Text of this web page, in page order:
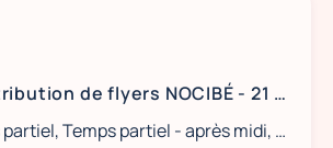
ARRAS - Distribution de flyers NOCIBÉ - 21 et 22 août / 28 et 29 août
CDD, Temps partiel, Temps partiel - après midi, Ponctuel